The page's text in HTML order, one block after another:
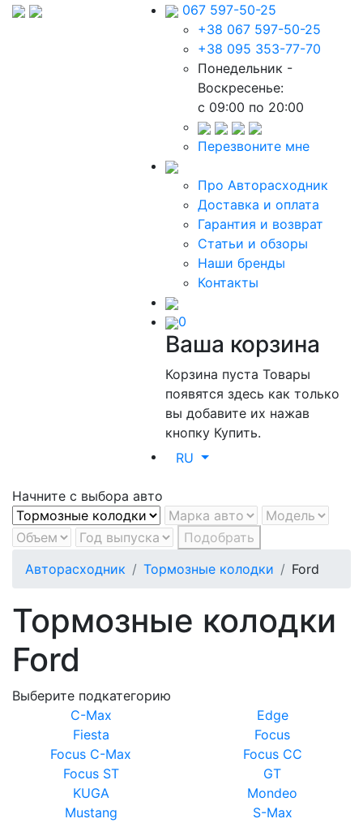
067 597-50-25
+38 067 597-50-25
+38 095 353-77-70
Понедельник -
Воскресенье:
c 09:00 по 20:00
Перезвоните мне
Про Авторасходник
Доставка и оплата
Гарантия и возврат
Статьи и обзоры
Наши бренды
Контакты
0
Ваша корзина
Корзина пустаТовары
появятся здесь как только
вы добавите их нажав
кнопку Купить.
RU
Начните с выбора авто
Подобрать
Авторасходник
Тормозные колодки Ford
Тормозные колодки
Ford
Выберите подкатегорию
C-Max
Edge
Fiesta
Focus
Focus C-Max
Focus CC
Focus ST
GT
KUGA
Mondeo
Mustang
S-Max